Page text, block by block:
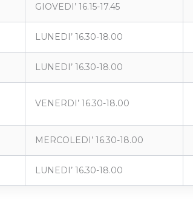
GIOVEDI’ 16.15-17.45
LUNEDI’ 16.30-18.00
LUNEDI’ 16.30-18.00
VENERDI’ 16.30-18.00
MERCOLEDI’ 16.30-18.00
LUNEDI’ 16.30-18.00